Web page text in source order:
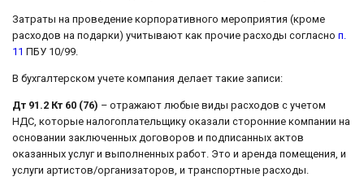
Затраты на проведение корпоративного мероприятия (кроме
расходов на подарки) учитывают как прочие расходы согласно п.
11 ПБУ 10/99.
В бухгалтерском учете компания делает такие записи:
Дт 91.2 Кт 60 (76) – отражают любые виды расходов с учетом
НДС, которые налогоплательщику оказали сторонние компании на
основании заключенных договоров и подписанных актов
оказанных услуг и выполненных работ. Это и аренда помещения, и
услуги артистов/организаторов, и транспортные расходы.